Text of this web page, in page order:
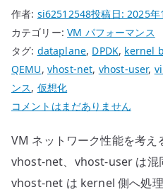
を
迂
回
す
る
設
計
の
作者: si62512548投稿日:2025年
カテゴリー:VM パフォーマンス
タグ: dataplane, DPDK, kernel
QEMU, vhost-net, vhost-user,
ンス, 仮想化
vhost-
と
vhost-
user
コメントはまだありません
VM ネットワーク性能を考え
vhost-net、vhost-user は混
vhost-net は kernel 側へ処